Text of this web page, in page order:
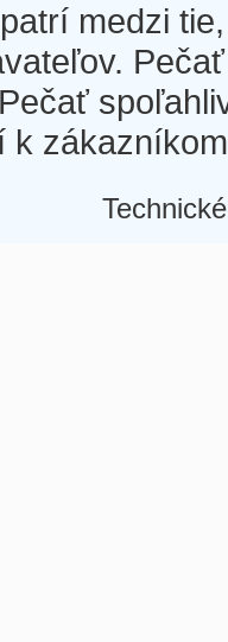
medzi
k